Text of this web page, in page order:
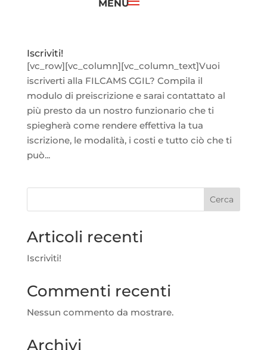
Iscriviti!
[vc_row][vc_column][vc_column_text]Vuoi
iscriverti alla FILCAMS CGIL? Compila il
modulo di preiscrizione e sarai contattato al
più presto da un nostro funzionario che ti
spiegherà come rendere effettiva la tua
iscrizione, le modalità, i costi e tutto ciò che ti
può...
Cerca
Articoli recenti
Iscriviti!
Commenti recenti
Nessun commento da mostrare.
Archivi